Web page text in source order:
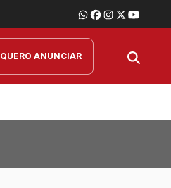
QUERO ANUNCIAR